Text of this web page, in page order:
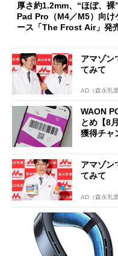
厚さ約1.2mm、“ほぼ、裸
Pad Pro（M4／M5）向け
ース「The Frost Air」
アマゾン
てみて
AD（森永乳業
WAON
とめ【8
獲得チャ
アマゾン
てみて
AD（森永乳業